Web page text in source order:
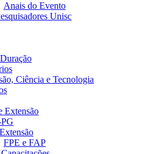
Anais do Evento
Unisc
Ciência e Tecnologia
Extensão
FPE e FAP